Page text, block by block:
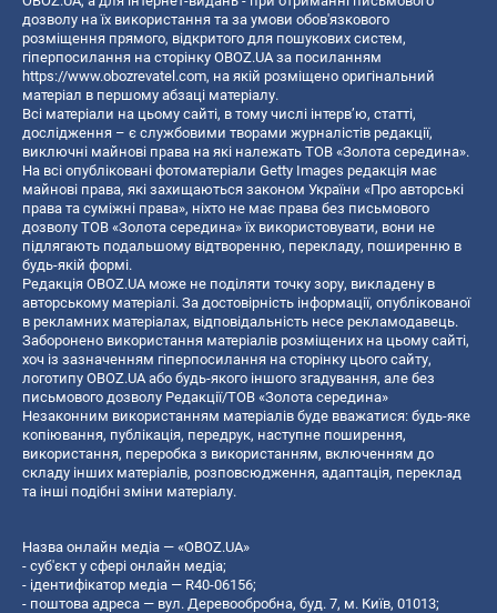
дозволу на їх використання та за умови обов'язкового
розміщення прямого, відкритого для пошукових систем,
гіперпосилання на сторінку OBOZ.UA за посиланням
https://www.obozrevatel.com, на якій розміщено оригінальний
матеріал в першому абзаці матеріалу.
Всі матеріали на цьому сайті, в тому числі інтерв’ю, статті,
дослідження – є службовими творами журналістів редакції,
виключні майнові права на які належать ТОВ «Золота середина».
На всі опубліковані фотоматеріали Getty Images редакція має
майнові права, які захищаються законом України «Про авторські
права та суміжні права», ніхто не має права без письмового
дозволу ТОВ «Золота середина» їх використовувати, вони не
підлягають подальшому відтворенню, перекладу, поширенню в
будь-якій формі.
Редакція OBOZ.UA може не поділяти точку зору, викладену в
авторському матеріалі. За достовірність інформації, опублікованої
в рекламних матеріалах, відповідальність несе рекламодавець.
Заборонено використання матеріалів розміщених на цьому сайті,
хоч із зазначенням гіперпосилання на сторінку цього сайту,
логотипу OBOZ.UA або будь-якого іншого згадування, але без
письмового дозволу Редакції/ТОВ «Золота середина»
Незаконним використанням матеріалів буде вважатися: будь-яке
копiювання, публiкацiя, передрук, наступне поширення,
використання, переробка з використанням, включенням до
складу інших матеріалів, розповсюдження, адаптація, переклад
та інші подібні зміни матеріалу.
Назва онлайн медіа — «OBOZ.UA»
- суб'єкт у сфері онлайн медіа;
- ідентифікатор медіа — R40-06156;
- поштова адреса — вул. Деревообробна, буд. 7, м. Київ, 01013;